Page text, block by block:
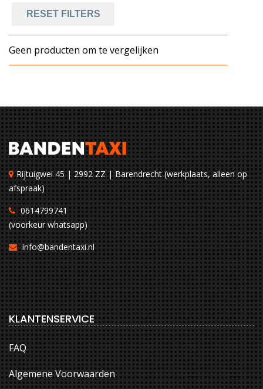
RESET FILTERS
Geen producten om te vergelijken
Rijtuigwei 45 | 2992 ZZ | Barendrecht (werkplaats, alleen op
afspraak)
0614799741
(voorkeur whatsapp)
info@bandentaxi.nl
KLANTENSERVICE
FAQ
Algemene Voorwaarden